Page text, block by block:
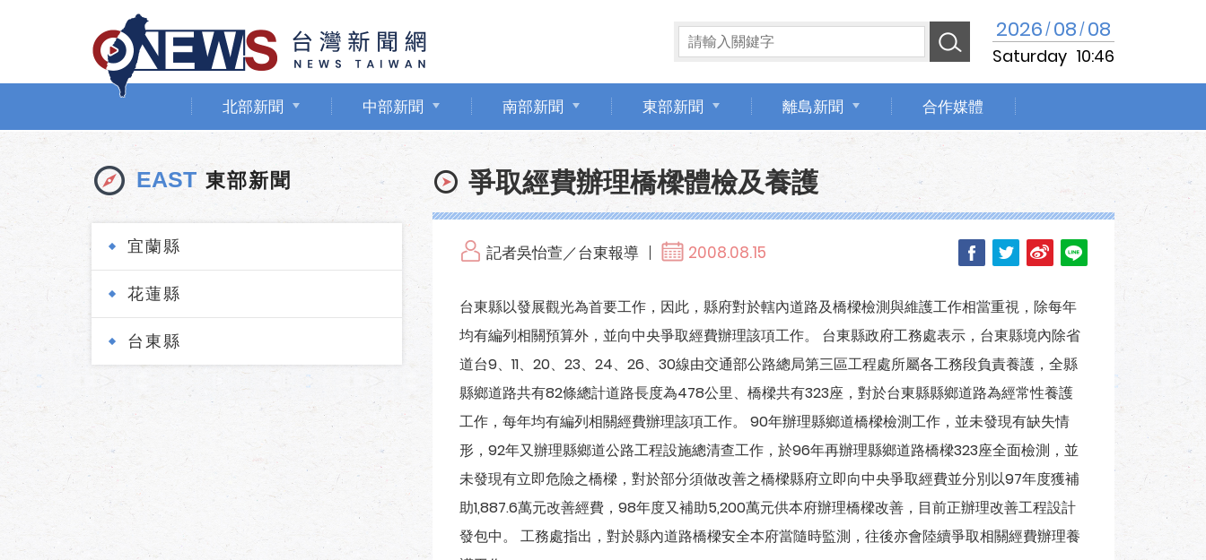
2026/08/08
Saturday 10:46
北部新聞 中部新聞 南部新聞 東部新聞 離島新聞 合作媒體
EAST 東部新聞
宜蘭縣
花蓮縣
台東縣
爭取經費辦理橋樑體檢及養護
記者吳怡萱／台東報導 2008.08.15
台東縣以發展觀光為首要工作，因此，縣府對於轄內道路及橋樑檢測與維護工作相當重視，除每年
均有編列相關預算外，並向中央爭取經費辦理該項工作。 台東縣政府工務處表示，台東縣境內除省
道台9、11、20、23、24、26、30線由交通部公路總局第三區工程處所屬各工務段負責養護，全縣
縣鄉道路共有82條總計道路長度為478公里、橋樑共有323座，對於台東縣縣鄉道路為經常性養護
工作，每年均有編列相關經費辦理該項工作。 90年辦理縣鄉道橋樑檢測工作，並未發現有缺失情
形，92年又辦理縣鄉道公路工程設施總清查工作，於96年再辦理縣鄉道路橋樑323座全面檢測，並
未發現有立即危險之橋樑，對於部分須做改善之橋樑縣府立即向中央爭取經費並分別以97年度獲補
助1,887.6萬元改善經費，98年度又補助5,200萬元供本府辦理橋樑改善，目前正辦理改善工程設計
發包中。 工務處指出，對於縣內道路橋樑安全本府當隨時監測，往後亦會陸續爭取相關經費辦理養